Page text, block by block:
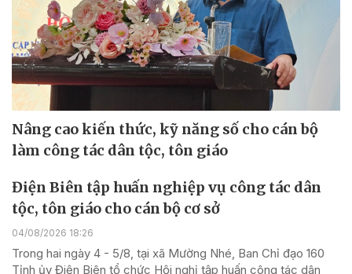
Nâng cao kiến thức, kỹ năng số cho cán bộ
làm công tác dân tộc, tôn giáo
Điện Biên tập huấn nghiệp vụ công tác dân
tộc, tôn giáo cho cán bộ cơ sở
04/08/2026 18:26
Trong hai ngày 4 - 5/8, tại xã Mường Nhé, Ban Chỉ đạo 160
Tỉnh ủy Điện Biên tổ chức Hội nghị tập huấn công tác dân